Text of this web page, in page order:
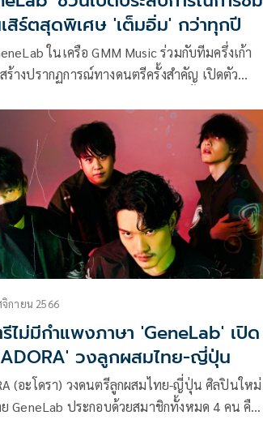
สิร์ตสุดพิเศษ 'เต็มอิ่ม' กว่าทุกปี
ในเครือ GMM Music ร่วมกับทีมครึ่งเก้า
ร้างปรากฏการณ์ทางดนตรีครั้งสำคัญ เปิดตัว
ห่งปี LEO presents GeneLabCon ‘งานนี้ไม่ได้มี
นเสิร์ต’ จัดขึ้นในวันเสาร์ที่ 5 และวันอาทิตย์ที่ 6
2567 ณ ยูเนี่ยน ฮอลล์, ชั้น 6 ศูนย์การค้ายูเนี่ยน
กายน 2566
ไม่มีกำแพงภาษา 'GeneLab' เปิด
วงลูกผสมไทย-ญี่ปุ่น
(อะโดรา) วงดนตรีลูกผสมไทย-ญี่ปุ่น ศิลปินใหม่
ย GeneLab ประกอบด้วยสมาชิกทั้งหมด 4 คน คือ